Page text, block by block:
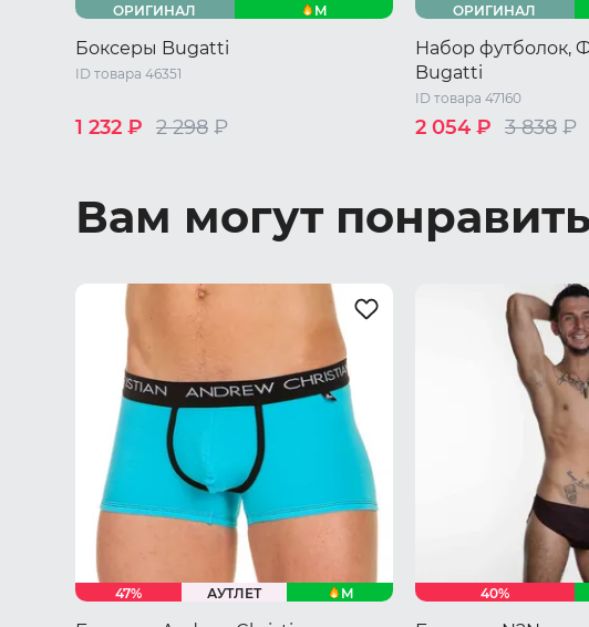
ОРИГИНАЛ
M
Боксеры Bugatti
ID товара 46351
1 232 ₽ 2 298 ₽
ОРИГИНАЛ
Набор футболок,
Bugatti
ID товара 47160
2 054 ₽ 3 838 ₽
Вам могут
47% АУТЛЕТ M 40%